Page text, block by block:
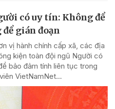
có uy tín: Không để
gián đoạn
vị hành chính cấp xã, các địa
kiện toàn đội ngũ Người có
bảo đảm tính liên tục trong
VietNamNet...